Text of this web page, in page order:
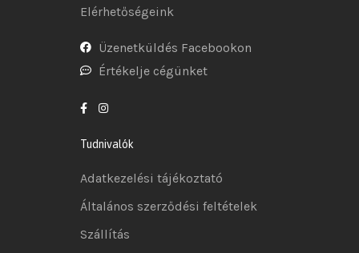
Elérhetőségeink
Üzenetküldés Facebookon
Értékelje cégünket
Tudnivalók
Adatkezelési tájékoztató
Általános szerződési feltételek
Szállítás